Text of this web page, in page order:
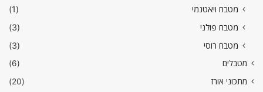
מטבח ויאטנמי
(1)
מטבח פולני
(3)
מטבח רוסי
(3)
מטבלים
(6)
מתכוני אורז
(20)